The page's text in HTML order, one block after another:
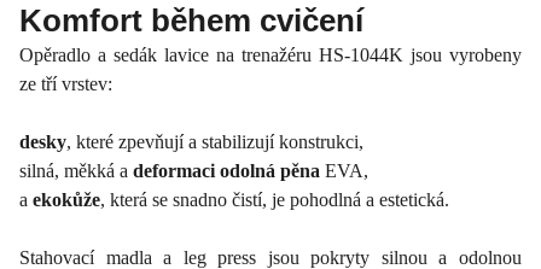
Komfort během cvičení
Opěradlo a sedák lavice na trenažéru HS-1044K jsou vyrobeny
ze tří vrstev:
desky, které zpevňují a stabilizují konstrukci,
silná, měkká a deformaci odolná pěna EVA,
a ekokůže, která se snadno čistí, je pohodlná a estetická.
Stahovací madla a leg press jsou pokryty silnou a odolnou